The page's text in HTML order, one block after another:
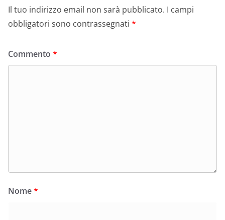
Il tuo indirizzo email non sarà pubblicato. I campi
obbligatori sono contrassegnati *
Commento *
Nome*